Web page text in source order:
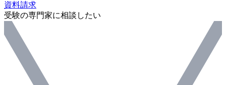
資料請求
受験の専門家に相談したい